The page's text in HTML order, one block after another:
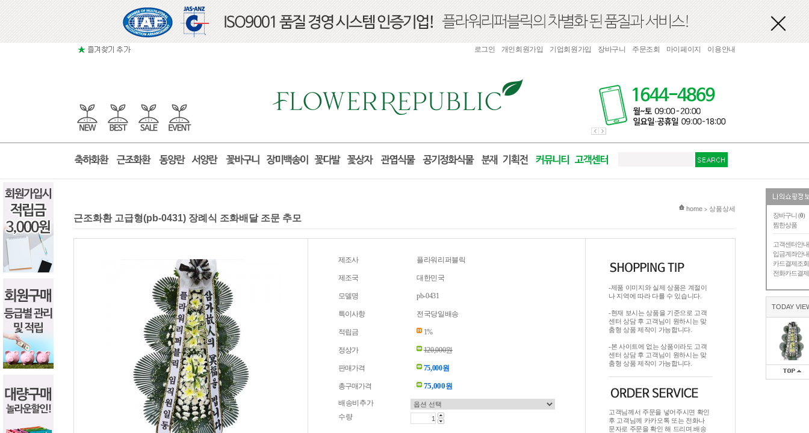
장바구니 (0)
찜한상품
고객센터안내
입금계좌안내
카드결제조회
전화카드결제
TODAY
로그인 개인회원가입 기업회원가입 장바구니 주문조회 마이페이지 이용안내
현재 위치
home > 상품상세
근조화환 고급형(pb-0431) 장례식 조화배달 조문 추모
제조사 플라워리퍼블릭
제조국 대한민국
모델명 pb-0431
특이사항 전국당일배송
적립금 1%
정상가 120,000원
판매가격 75,000원
총구매가격 75,000원
배송비추가
수량
-제품 이미지와 실제 상품은 계절이
나 지역에 따라 다를 수 있습니다.
-현재 보시는 상품을 기준으로 고객
센터 상담 후 고객님이 원하시는 맞
춤형 상품 제작이 가능합니다.
-본 사이트에 없는 상품이라도 고객
센터 상담 후 고객님이 원하시는 맞
춤형 상품 제작이 가능합니다.
고객님께서 주문을 넣어주시면 확인
후 고객님께 카카오톡 또는 전화나
문자로 주문을 확인 해 드리며.배송